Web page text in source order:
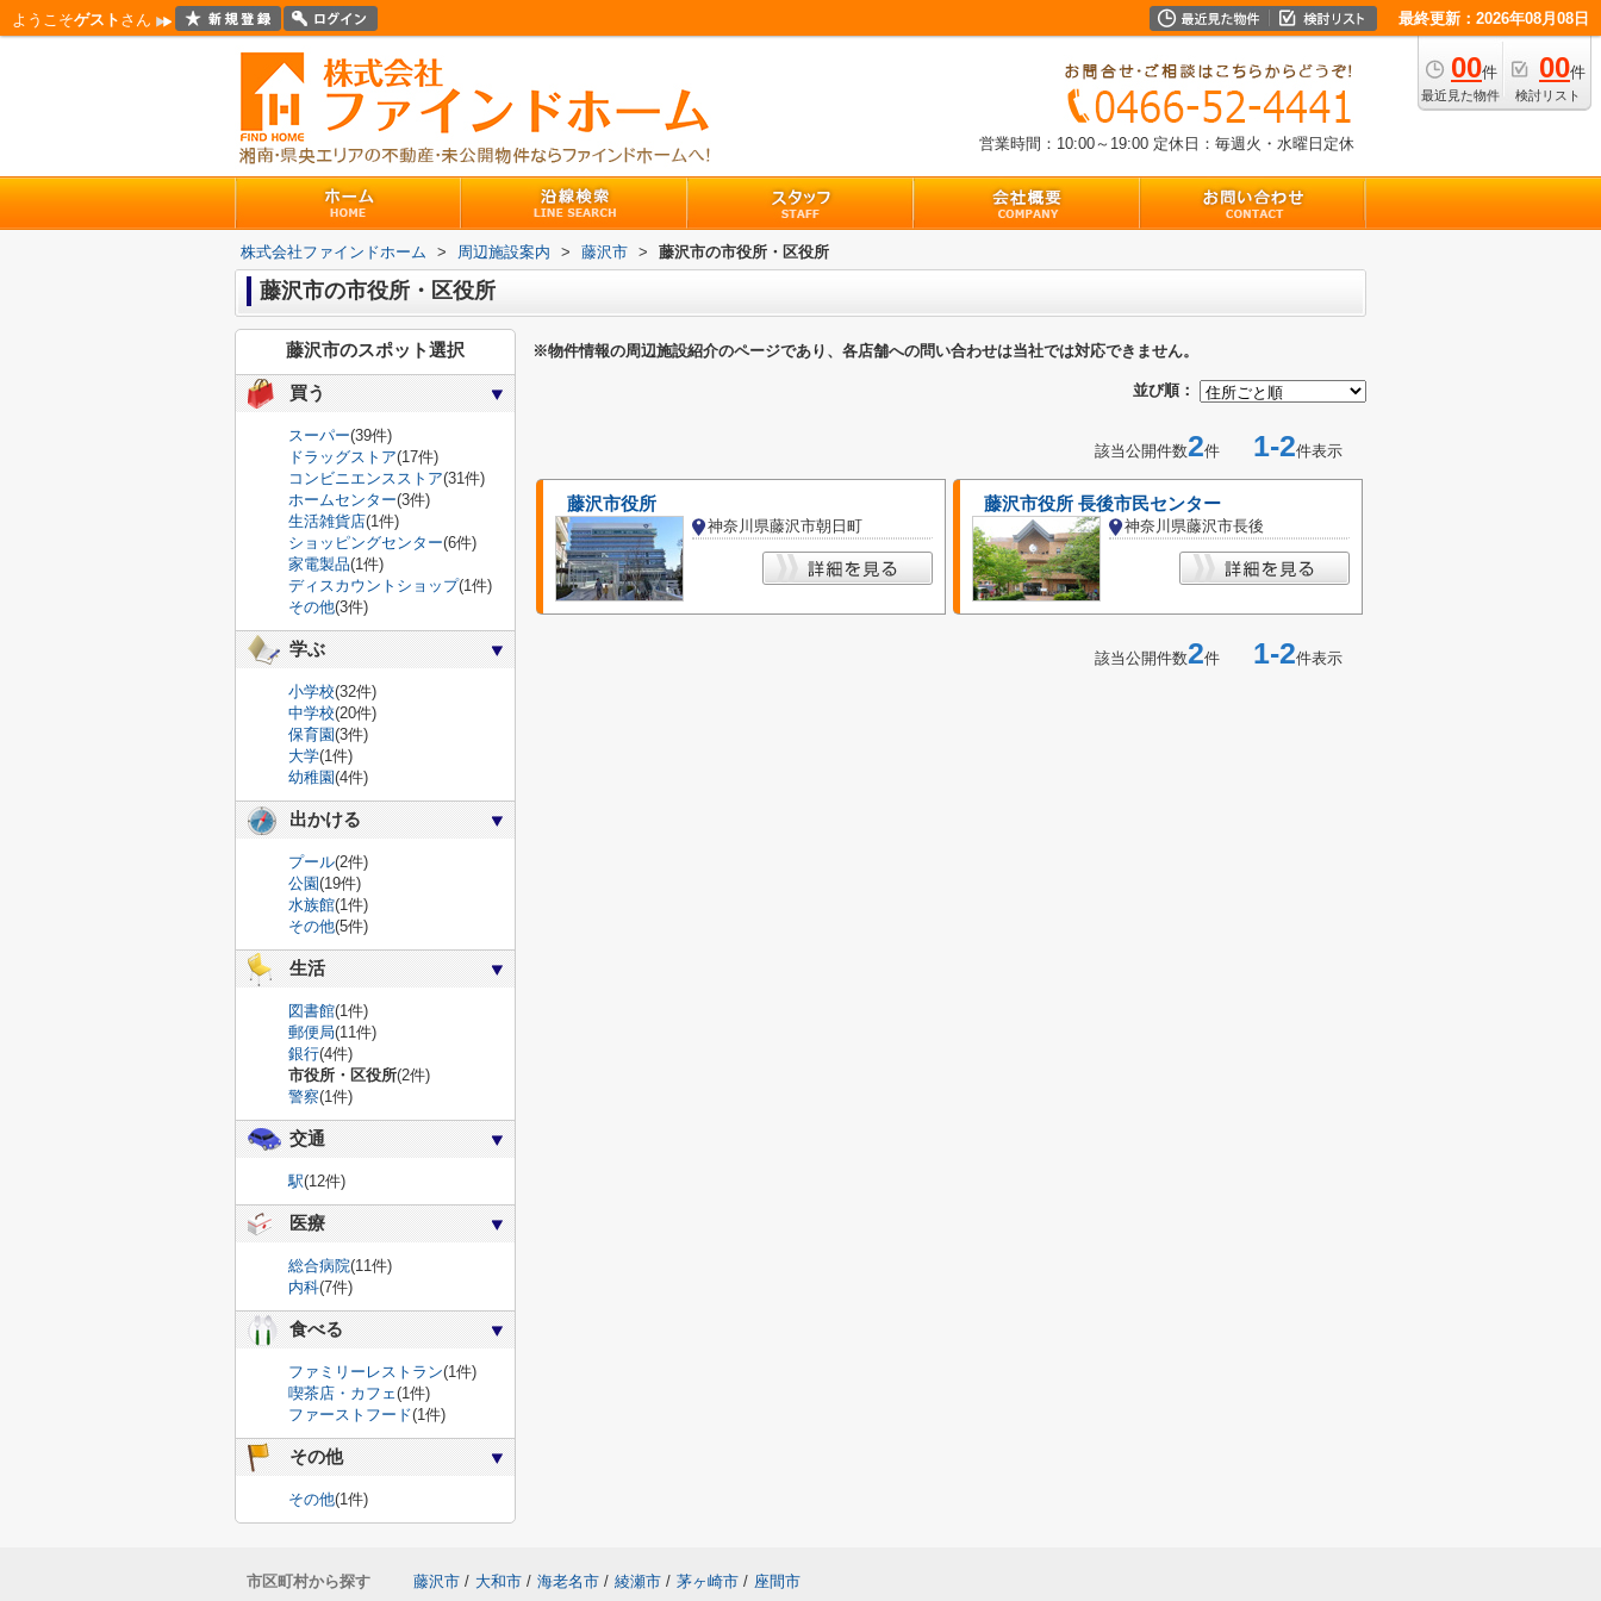
ようこそゲスト さん 最終更新：2026年08月08日
00件
最近見た物件
00件
検討リスト
営業時間：10:00～19:00 定休日：毎週火・水曜日定休
株式会社ファインドホーム > 周辺施設案内 > 藤沢市 > 藤沢市の市役所・区役所
藤沢市の市役所・区役所
※物件情報の周辺施設紹介のページであり、各店舗への問い合わせは当社では対応できません。
並び順：
該当公開件数2件 1-2件表示
藤沢市役所
神奈川県藤沢市朝日町
藤沢市役所 長後市民センター
神奈川県藤沢市長後
該当公開件数2件 1-2件表示
藤沢市のスポット選択
買う
スーパー(39件)
ドラッグストア(17件)
コンビニエンスストア(31件)
ホームセンター(3件)
生活雑貨店(1件)
ショッピングセンター(6件)
家電製品(1件)
ディスカウントショップ(1件)
その他(3件)
学ぶ
小学校(32件)
中学校(20件)
保育園(3件)
大学(1件)
幼稚園(4件)
出かける
プール(2件)
公園(19件)
水族館(1件)
その他(5件)
生活
図書館(1件)
郵便局(11件)
銀行(4件)
市役所・区役所(2件)
警察(1件)
交通
駅(12件)
医療
総合病院(11件)
内科(7件)
食べる
ファミリーレストラン(1件)
喫茶店・カフェ(1件)
ファーストフード(1件)
その他
その他(1件)
市区町村から探す 藤沢市 / 大和市 / 海老名市 / 綾瀬市 / 茅ヶ崎市 / 座間市